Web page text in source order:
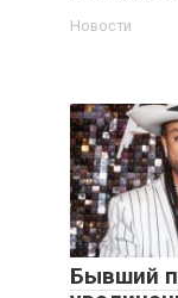
Новости
Бывший